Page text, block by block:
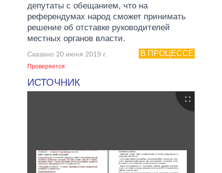
депутаты с обещанием, что на
референдумах народ сможет принимать
решение об отставке руководителей
местных органов власти.
В ПРОЦЕССЕ
Сказано 20 июня 2019 г.
Проверяется
ИСТОЧНИК